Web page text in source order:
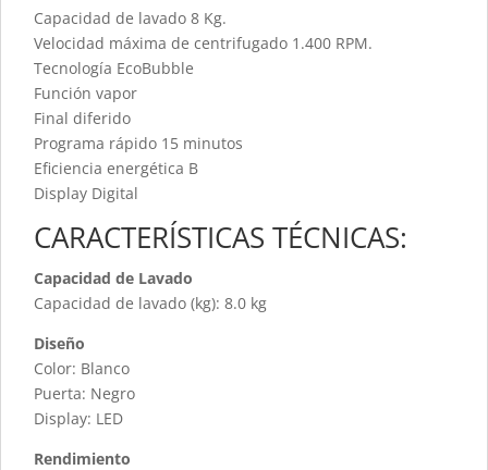
Capacidad de lavado 8 Kg.
Velocidad máxima de centrifugado 1.400 RPM.
Tecnología EcoBubble
Función vapor
Final diferido
Programa rápido 15 minutos
Eficiencia energética B
Display Digital
CARACTERÍSTICAS TÉCNICAS:
Capacidad de Lavado
Capacidad de lavado (kg): 8.0 kg
Diseño
Color: Blanco
Puerta: Negro
Display: LED
Rendimiento